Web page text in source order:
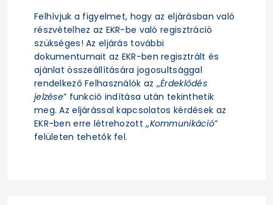
Felhívjuk a figyelmet, hogy az eljárásban való
részvételhez az EKR-be való regisztráció
szükséges! Az eljárás további
dokumentumait az EKR-ben regisztrált és
ajánlat összeállítására jogosultsággal
rendelkező Felhasználók az „Érdeklődés
jelzése” funkció indítása után tekinthetik
meg. Az eljárással kapcsolatos kérdések az
EKR-ben erre létrehozott „Kommunikáció”
felületen tehetők fel.